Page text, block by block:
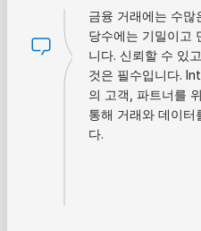
금융 거래에는 수
당수에는 기밀이고
니다. 신뢰할 수 있
것은 필수입니다.
의 고객, 파트너를
통해 거래와 데이터
다.